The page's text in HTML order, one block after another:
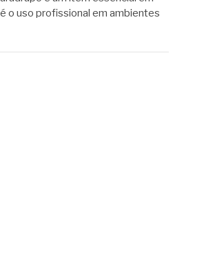
o uso profissional em ambientes